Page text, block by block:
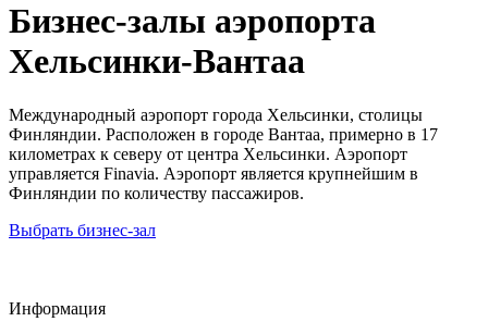
Бизнес-залы аэропорта
Хельсинки-Вантаа
Международный аэропорт города Хельсинки, столицы
Финляндии. Расположен в городе Вантаа, примерно в 17
километрах к северу от центра Хельсинки. Аэропорт
управляется Finavia. Аэропорт является крупнейшим в
Финляндии по количеству пассажиров.
Выбрать бизнес-зал
Информация